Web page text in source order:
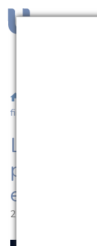
financeiro para
Live do
21.09.2020 | 11:20